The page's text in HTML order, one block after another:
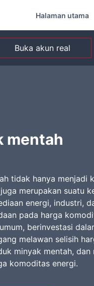
Halaman utama
Buka akun real
mentah
tidak hanya menjadi
merupakan suatu
energi, industri,
pada harga
berinvestasi
melawan selisih
minyak mentah,
komoditas energi.